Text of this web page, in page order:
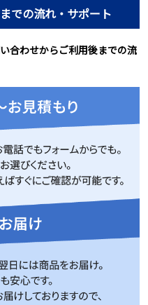
での流れ・サポート
合わせからご利用後までの流